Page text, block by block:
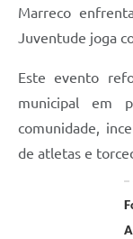
Marreco
Juventude joga
Este evento
municipal em
comunidade,
de atletas e